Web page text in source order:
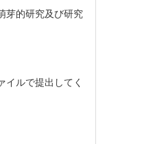
芽的研究及び研究
ルで提出してく